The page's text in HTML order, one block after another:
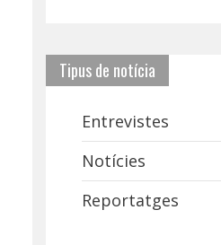
Tipus de notícia
Entrevistes
Notícies
Reportatges